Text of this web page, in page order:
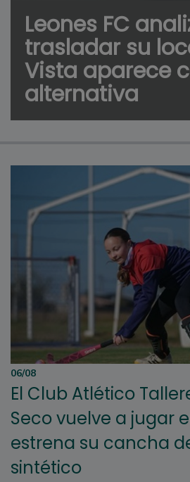
Leones FC
trasladar su
Vista aparece
alternativa
06/08
El Club Atlético
Seco vuelve a jugar
estrena su cancha
sintético